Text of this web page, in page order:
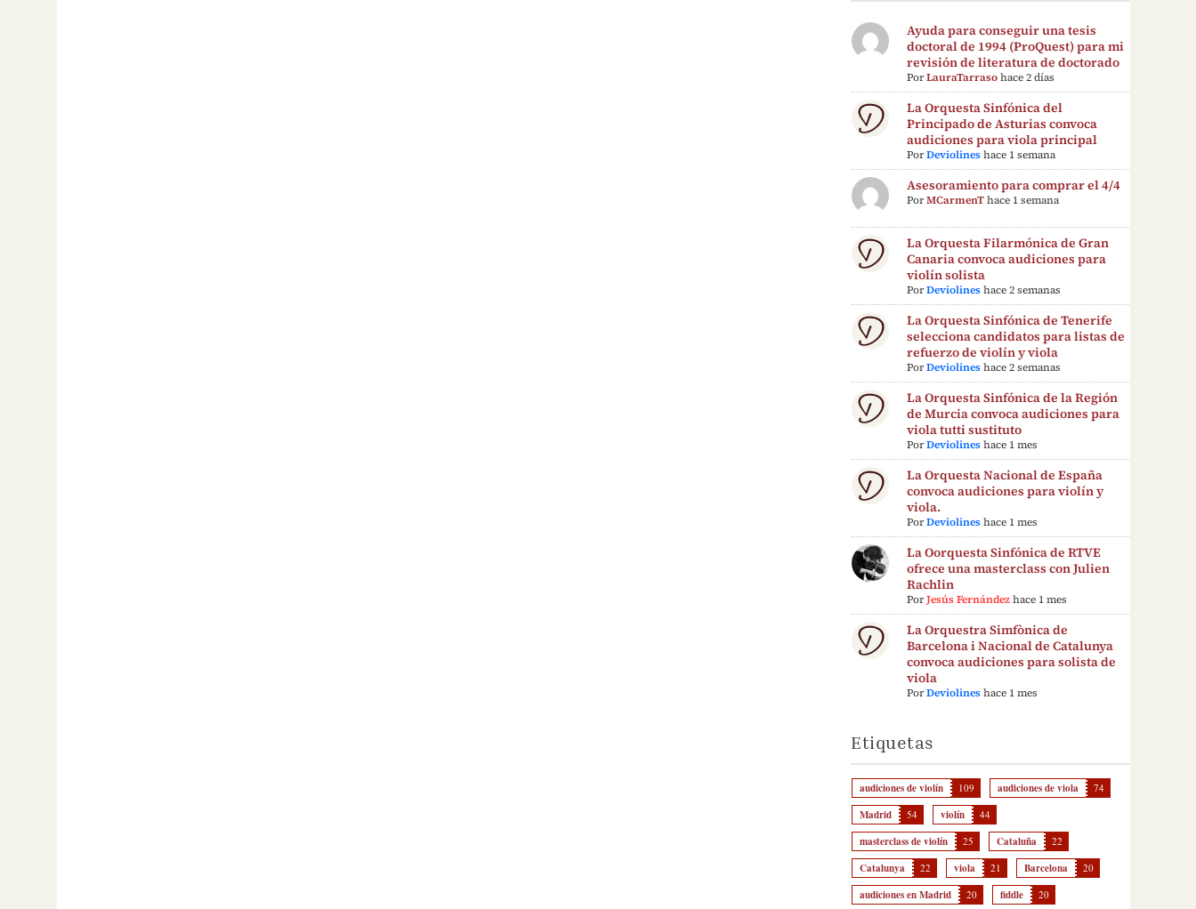
Ayuda para conseguir una tesis
doctoral de 1994 (ProQuest) para mi
revisión de literatura de doctorado
PorLauraTarraso hace 2 días
La Orquesta Sinfónica del
Principado de Asturias convoca
audiciones para viola principal
PorDeviolines hace 1 semana
Asesoramiento para comprar el 4/4
PorMCarmenT hace 1 semana
La Orquesta Filarmónica de Gran
Canaria convoca audiciones para
violín solista
PorDeviolines hace 2 semanas
La Orquesta Sinfónica de Tenerife
selecciona candidatos para listas de
refuerzo de violín y viola
PorDeviolines hace 2 semanas
La Orquesta Sinfónica de la Región
de Murcia convoca audiciones para
viola tutti sustituto
PorDeviolines hace 1 mes
La Orquesta Nacional de España
convoca audiciones para violín y
viola.
PorDeviolines hace 1 mes
La Oorquesta Sinfónica de RTVE
ofrece una masterclass con Julien
Rachlin
PorJesús Fernández hace 1 mes
La Orquestra Simfònica de
Barcelona i Nacional de Catalunya
convoca audiciones para solista de
viola
PorDeviolines hace 1 mes
Etiquetas
audiciones de violín 109 audiciones de viola 74
Madrid 54 violín 44
masterclass de violín 25 Cataluña 22
Catalunya 22 viola 21 Barcelona 20
audiciones en Madrid 20 fiddle 20